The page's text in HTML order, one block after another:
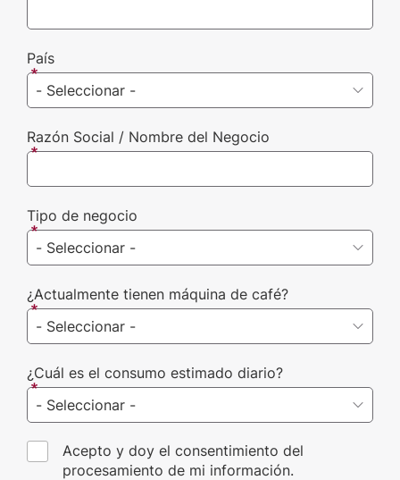
País
Razón Social / Nombre del Negocio
Tipo de negocio
¿Actualmente tienen máquina de café?
¿Cuál es el consumo estimado diario?
Acepto y doy el consentimiento del
procesamiento de mi información.